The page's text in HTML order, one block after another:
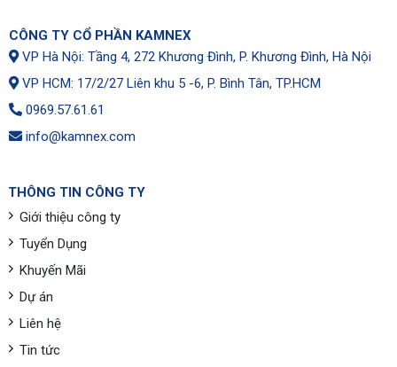
CÔNG TY CỔ PHẦN KAMNEX
VP Hà Nội: Tầng 4, 272 Khương Đình, P. Khương Đình, Hà Nội
VP HCM: 17/2/27 Liên khu 5 -6, P. Bình Tân, TP.HCM
0969.57.61.61
info@kamnex.com
THÔNG TIN CÔNG TY
Giới thiệu công ty
Tuyển Dụng
Khuyến Mãi
Dự án
Liên hệ
Tin tức